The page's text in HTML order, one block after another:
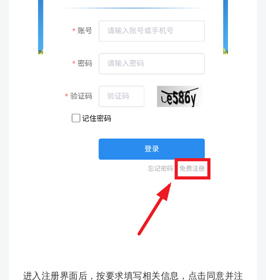
进入注册界面后，按要求填写相关信息，点击同意并注